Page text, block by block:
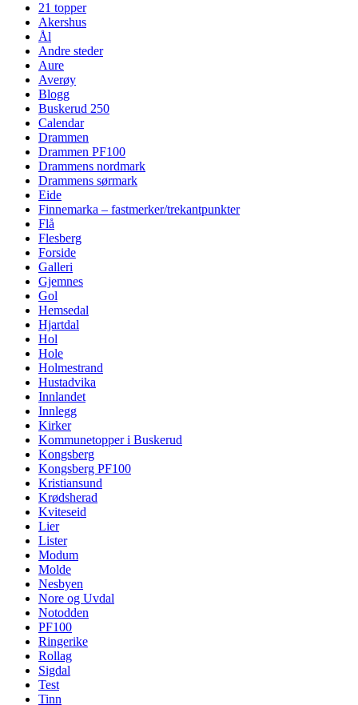
21 topper
Akershus
Ål
Andre steder
Aure
Averøy
Blogg
Buskerud 250
Calendar
Drammen
Drammen PF100
Drammens nordmark
Drammens sørmark
Eide
Finnemarka – fastmerker/trekantpunkter
Flå
Flesberg
Forside
Galleri
Gjemnes
Gol
Hemsedal
Hjartdal
Hol
Hole
Holmestrand
Hustadvika
Innlandet
Innlegg
Kirker
Kommunetopper i Buskerud
Kongsberg
Kongsberg PF100
Kristiansund
Krødsherad
Kviteseid
Lier
Lister
Modum
Molde
Nesbyen
Nore og Uvdal
Notodden
PF100
Ringerike
Rollag
Sigdal
Test
Tinn